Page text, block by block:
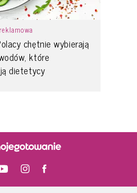
chętnie wybierają
które
dietetycy